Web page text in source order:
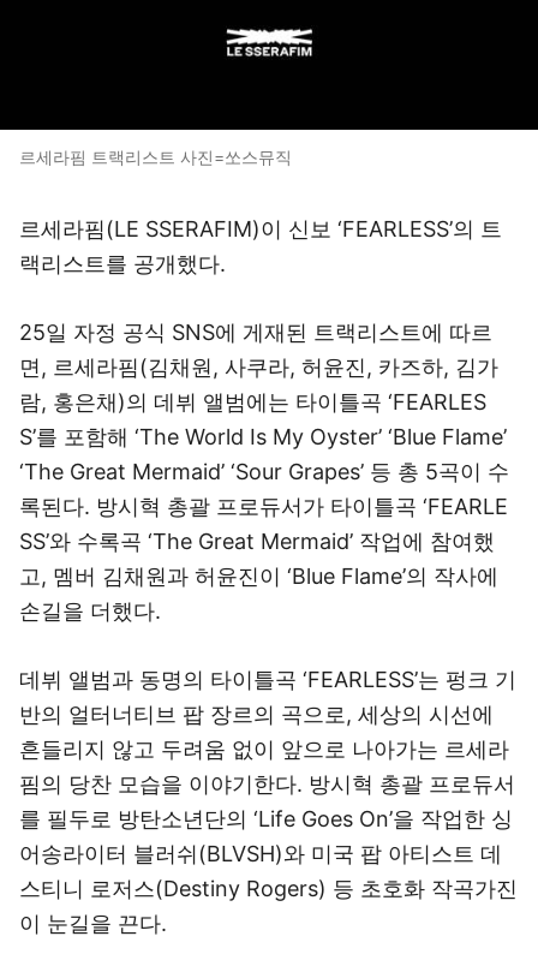
르세라핌 트랙리스트 사진=쏘스뮤직
르세라핌(LE SSERAFIM)이 신보 ‘FEARLESS’의 트
랙리스트를 공개했다.
25일 자정 공식 SNS에 게재된 트랙리스트에 따르
면, 르세라핌(김채원, 사쿠라, 허윤진, 카즈하, 김가
람, 홍은채)의 데뷔 앨범에는 타이틀곡 ‘FEARLES
S’를 포함해 ‘The World Is My Oyster’ ‘Blue Flame’
‘The Great Mermaid’ ‘Sour Grapes’ 등 총 5곡이 수
록된다. 방시혁 총괄 프로듀서가 타이틀곡 ‘FEARLE
SS’와 수록곡 ‘The Great Mermaid’ 작업에 참여했
고, 멤버 김채원과 허윤진이 ‘Blue Flame’의 작사에
손길을 더했다.
데뷔 앨범과 동명의 타이틀곡 ‘FEARLESS’는 펑크 기
반의 얼터너티브 팝 장르의 곡으로, 세상의 시선에
흔들리지 않고 두려움 없이 앞으로 나아가는 르세라
핌의 당찬 모습을 이야기한다. 방시혁 총괄 프로듀서
를 필두로 방탄소년단의 ‘Life Goes On’을 작업한 싱
어송라이터 블러쉬(BLVSH)와 미국 팝 아티스트 데
스티니 로저스(Destiny Rogers) 등 초호화 작곡가진
이 눈길을 끈다.